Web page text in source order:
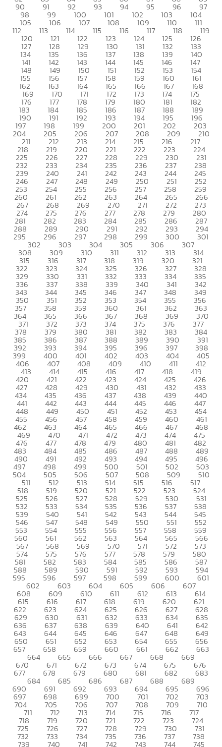
90 91 92 93 94 95 96 97
98 99 100 101 102 103 104
105 106 107 108 109 110 111
112 113 114 115 116 117 118 119
120 121 122 123 124 125 126
127 128 129 130 131 132 133
134 135 136 137 138 139 140
141 142 143 144 145 146 147
148 149 150 151 152 153 154
155 156 157 158 159 160 161
162 163 164 165 166 167 168
169 170 171 172 173 174 175
176 177 178 179 180 181 182
183 184 185 186 187 188 189
190 191 192 193 194 195 196
197 198 199 200 201 202 203
204 205 206 207 208 209 210
211 212 213 214 215 216 217
218 219 220 221 222 223 224
225 226 227 228 229 230 231
232 233 234 235 236 237 238
239 240 241 242 243 244 245
246 247 248 249 250 251 252
253 254 255 256 257 258 259
260 261 262 263 264 265 266
267 268 269 270 271 272 273
274 275 276 277 278 279 280
281 282 283 284 285 286 287
288 289 290 291 292 293 294
295 296 297 298 299 300 301
302 303 304 305 306 307
308 309 310 311 312 313 314
315 316 317 318 319 320 321
322 323 324 325 326 327 328
329 330 331 332 333 334 335
336 337 338 339 340 341 342
343 344 345 346 347 348 349
350 351 352 353 354 355 356
357 358 359 360 361 362 363
364 365 366 367 368 369 370
371 372 373 374 375 376 377
378 379 380 381 382 383 384
385 386 387 388 389 390 391
392 393 394 395 396 397 398
399 400 401 402 403 404 405
406 407 408 409 410 411 412
413 414 415 416 417 418 419
420 421 422 423 424 425 426
427 428 429 430 431 432 433
434 435 436 437 438 439 440
441 442 443 444 445 446 447
448 449 450 451 452 453 454
455 456 457 458 459 460 461
462 463 464 465 466 467 468
469 470 471 472 473 474 475
476 477 478 479 480 481 482
483 484 485 486 487 488 489
490 491 492 493 494 495 496
497 498 499 500 501 502 503
504 505 506 507 508 509 510
511 512 513 514 515 516 517
518 519 520 521 522 523 524
525 526 527 528 529 530 531
532 533 534 535 536 537 538
539 540 541 542 543 544 545
546 547 548 549 550 551 552
553 554 555 556 557 558 559
560 561 562 563 564 565 566
567 568 569 570 571 572 573
574 575 576 577 578 579 580
581 582 583 584 585 586 587
588 589 590 591 592 593 594
595 596 597 598 599 600 601
602 603 604 605 606 607
608 609 610 611 612 613 614
615 616 617 618 619 620 621
622 623 624 625 626 627 628
629 630 631 632 633 634 635
636 637 638 639 640 641 642
643 644 645 646 647 648 649
650 651 652 653 654 655 656
657 658 659 660 661 662 663
664 665 666 667 668 669
670 671 672 673 674 675 676
677 678 679 680 681 682 683
684 685 686 687 688 689
690 691 692 693 694 695 696
697 698 699 700 701 702 703
704 705 706 707 708 709 710
711 712 713 714 715 716 717
718 719 720 721 722 723 724
725 726 727 728 729 730 731
732 733 734 735 736 737 738
739 740 741 742 743 744 745